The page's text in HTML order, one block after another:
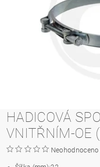
HADICOVÁ
VNITŘNÍM-OE
Neohodnoceno